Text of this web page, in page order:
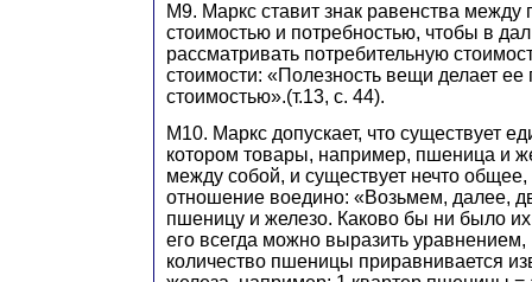
М9. Маркс ставит знак равенства между
стоимостью и потребностью, чтобы в
рассматривать потребительную
стоимости: «Полезность вещи делает ее
стоимостью».(т.13, с. 44).
М10. Маркс допускает, что существует
котором товары, например, пшеница и
между собой, и существует нечто общее,
отношение воедино: «Возьмем, далее,
пшеницу и железо. Каково бы ни было
его всегда можно выразить
количество пшеницы приравнивается